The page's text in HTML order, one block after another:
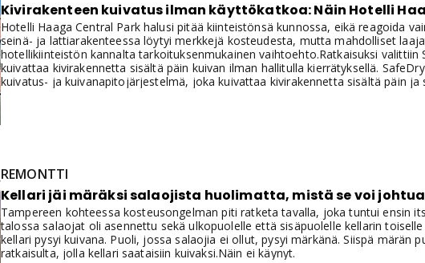
Kivirakenteen kuivatus ilman käyttökatkoa: Näin Hotelli
Hotelli Haaga Central Park halusi pitää kiinteistönsä kunnossa, eikä reagoida
seinä- ja lattiarakenteessa löytyi merkkejä kosteudesta, mutta mahdolliset
hotellikiinteistön kannalta tarkoituksenmukainen vaihtoehto.Ratkaisuksi
kuivattaa kivirakennetta sisältä päin kuivan ilman hallitulla kierrätyksellä.
kuivatus- ja kuivanapitojärjestelmä, joka kuivattaa kivirakennetta sisältä päin ja
REMONTTI
Kellari jäi märäksi salaojista huolimatta, mistä se voi
Tampereen kohteessa kosteusongelman piti ratketa tavalla, joka tuntui ensin
talossa salaojat oli asennettu sekä ulkopuolelle että sisäpuolelle kellarin
kellari pysyi kuivana. Puoli, jossa salaojia ei ollut, pysyi märkänä. Siispä märän
ratkaisulta, jolla kellari saataisiin kuivaksi.Näin ei käynyt.